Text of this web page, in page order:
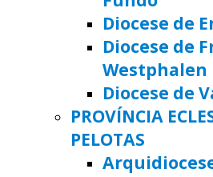
Diocese de
Diocese de
Westphalen
Diocese de
PROVÍNCIA
PELOTAS